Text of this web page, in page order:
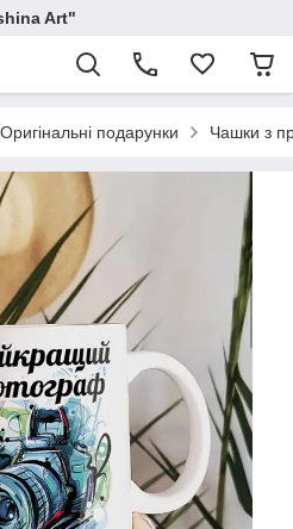
Art"
Оригінальні подарунки Чашки з